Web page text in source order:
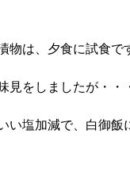
物は、夕食に試食
見をしましたが・・
い塩加減で、白御飯